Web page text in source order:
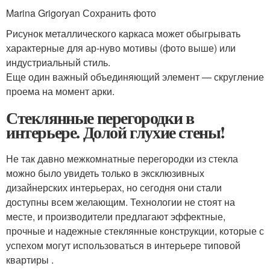
Marina Grigoryan Сохранить фото
Рисунок металлического каркаса может обыгрывать
характерные для ар-нуво мотивы (фото выше) или
индустриальный стиль.
Еще один важный объединяющий элемент — скругление
проема на момент арки.
Стеклянные перегородки в
интерьере. Долой глухие стены!
Не так давно межкомнатные перегородки из стекла
можно было увидеть только в эксклюзивных
дизайнерских интерьерах, но сегодня они стали
доступны всем желающим. Технологии не стоят на
месте, и производители предлагают эффектные,
прочные и надежные стеклянные конструкции, которые с
успехом могут использоваться в интерьере типовой
квартиры .